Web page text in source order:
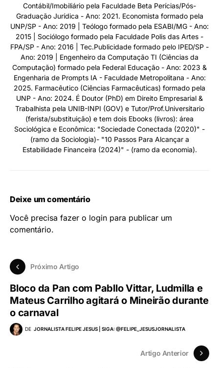
Contábil/Imobiliário pela Faculdade Beta Perícias/Pós-
Graduação Jurídica - Ano: 2021. Economista formado pela
UNP/SP - Ano: 2019 | Teólogo formado pela ESABI/MG - Ano:
2015 | Sociólogo formado pela Faculdade Polis das Artes -
FPA/SP - Ano: 2016 | Tec.Publicidade formado pelo IPED/SP -
Ano: 2019 | Engenheiro da Computação TI (Ciências da
Computação) formado pela Federal Educação - Ano: 2023 &
Engenharia de Prompts IA - Faculdade Metropolitana - Ano:
2025. Farmacêutico (Ciências Farmacêuticas) formado pela
UNP - Ano: 2024. É Doutor (PhD) em Direito Empresarial &
Trabalhista pela UNIB-INPI (GOV) e Tutor/Prof.Universitario
(ferista/substituição) e tem dois Ebooks (livros): área
Sociológica e Econômica: "Sociedade Conectada (2020)" -
(ramo da Sociologia)- "10 Passos Para Alcançar a
Estabilidade Financeira (2024)" - (ramo da economia).
Deixe um comentário
Você precisa fazer o login para publicar um
comentário.
Próximo Artigo
Bloco da Pan com Pabllo Vittar, Ludmilla e
Mateus Carrilho agitará o Mineirão durante
o carnaval
DE JORNALISTA FELIPE JESUS | SIGA: @FELIPE_JESUSJORNALISTA
Artigo Anterior